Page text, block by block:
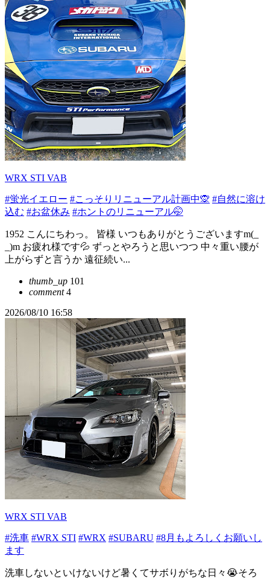
WRX STI VAB
#蛍光イエロー #こっそりリニューアル計画中🙊 #自然に溶け
込む #お盆休み #ホントのリニューアル🤭
1952 こんにちわっ。 皆様 いつもありがとうございますm(_
_)m お疲れ様です💦 ずっとやろうと思いつつ 中々重い腰が
上がらずと言うか 遠征続い...
thumb_up 101
comment4
2026/08/10 16:58
WRX STI VAB
#洗車 #WRX STI #WRX #SUBARU #8月もよろしくお願いし
ます
洗車しないといけないけど暑くてサボりがちな日々😭そろ